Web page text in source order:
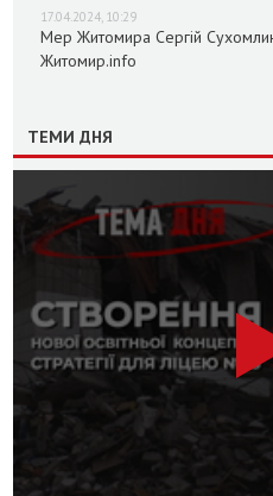
17.04.2024, 10:29
Мер Житомира Сергій
Житомир.info
ТЕМИ ДНЯ